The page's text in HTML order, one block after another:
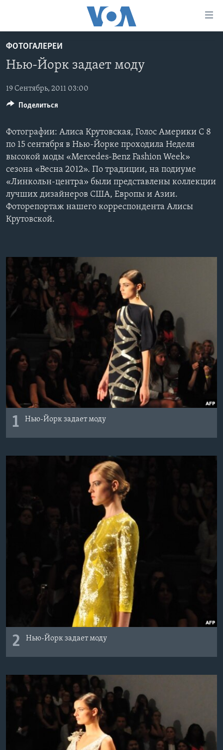
на
основной
Перейти
навигации
Перейти
ПРОГРАММЫ
АМЕРИКА
НОВОСТИ ЗА МИНУТУ
ПОЧЕМУ ЭТО ВАЖНО?
ДИСКУССИЯ VOA
ДЕТАЛИ
НЬЮ-ЙОРК NEW YORK
АМЕРИКА. БОЛЬШОЕ ПУТЕШЕСТВИЕ
ПРОЕКТЫ
УЧИМ АНГЛИЙСКИЙ
А КАК В АМЕРИКЕ?
АРТЕФАКТЫ
АМЕРИКАНСКИЕ ГОРОДКИ
ТЕСТЫ
ЭКСПЕРТИЗА
ФАКТЫ ПРОТИВ ФЕЙКОВ
ЗА СВОБОДУ ПРЕССЫ
УЧИМ АНГЛИЙСКИЙ
ВИДЕО
ПОДПИСКА НА НОВОСТИ
СОЦИАЛЬНЫЕ СЕТИ
ФОТОГАЛЕРЕИ
Нью-Йорк задает моду
19 Сентябрь, 2011 03:00
Фотографии: Алиса Крутовская, Голос Америки С 8
по 15 сентября в Нью-Йорке проходила Неделя
высокой моды «Mercedes-Benz Fashion Week»
сезона «Весна 2012». По традиции, на подиуме
«Линкольн-центра» были представлены коллекции
лучших дизайнеров США, Европы и Азии.
Фоторепортаж нашего корреспондента Алисы
Крутовской.
1 Нью-Йорк задает моду
2 Нью-Йорк задает моду
Поделиться